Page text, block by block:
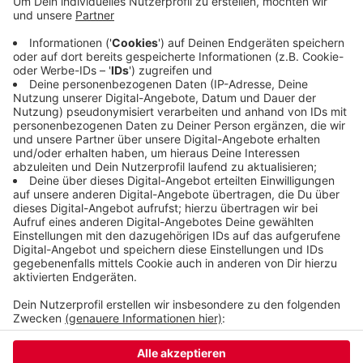
Kleidung sammeln viele Stände auch Spenden für
lokale Vereine. Wer sich vorab eine Route
überlegen will, findet im Internet eine digitale
Übersichtskarte mit allen teilnehmenden
Standorten, der Link stehthier.
Veröffentlicht:Freitag, 26.06.2026 08:46
Anzeige
Anzeige